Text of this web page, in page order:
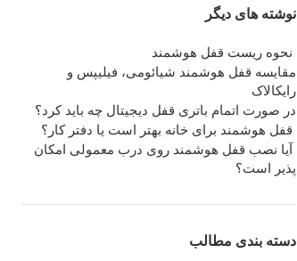
نوشته های دیگر
نحوه ریست قفل هوشمند
مقایسه قفل هوشمند شیائومی، فیلیپس و
رایکالاک
در صورت اتمام باتری قفل دیجیتال چه باید کرد؟
قفل هوشمند برای خانه بهتر است یا دفتر کار؟
آیا نصب قفل هوشمند روی درب معمولی امکان
پذیر است؟
دسته بندی مطالب